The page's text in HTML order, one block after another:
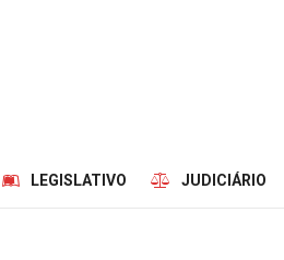
LEGISLATIVO JUDICIÁRIO